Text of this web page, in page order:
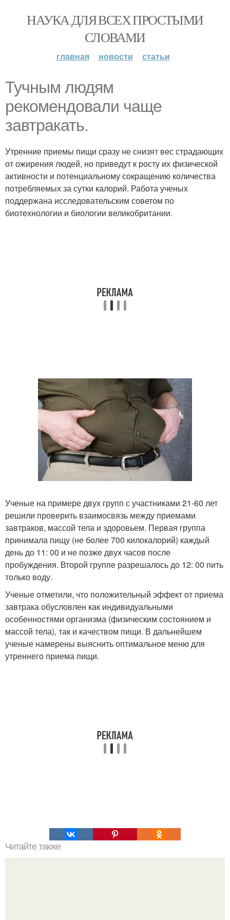
НАУКА ДЛЯ ВСЕХ ПРОСТЫМИ
СЛОВАМИ
главная новости статьи
Тучным людям
рекомендовали чаще
завтракать.
Утренние приемы пищи сразу не снизят вес страдающих
от ожирения людей, но приведут к росту их физической
активности и потенциальному сокращению количества
потребляемых за сутки калорий. Работа ученых
поддержана исследовательским советом по
биотехнологии и биологии великобритании.
Ученые на примере двух групп с участниками 21-60 лет
решили проверить взаимосвязь между приемами
завтраков, массой тела и здоровьем. Первая группа
принимала пищу (не более 700 килокалорий) каждый
день до 11: 00 и не позже двух часов после
пробуждения. Второй группе разрешалось до 12: 00 пить
только воду.
Ученые отметили, что положительный эффект от приема
завтрака обусловлен как индивидуальными
особенностями организма (физическим состоянием и
массой тела), так и качеством пищи. В дальнейшем
ученые намерены выяснить оптимальное меню для
утреннего приема пищи.
Читайте также